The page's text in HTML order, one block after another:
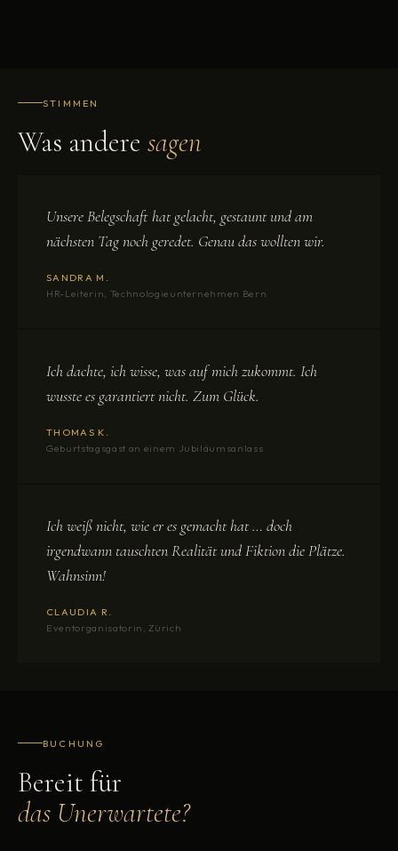
STIMMEN
Was andere sagen
Unsere Belegschaft hat gelacht, gestaunt und am
nächsten Tag noch geredet. Genau das wollten wir.
SANDRA M.
HR-Leiterin, Technologieunternehmen Bern
Ich dachte, ich wisse, was auf mich zukommt. Ich
wusste es garantiert nicht. Zum Glück.
THOMAS K.
Geburtstagsgast an einem Jubiläumsanlass
Ich weiß nicht, wie er es gemacht hat … doch
irgendwann tauschten Realität und Fiktion die Plätze.
Wahnsinn!
CLAUDIA R.
Eventorganisatorin, Zürich
BUCHUNG
Bereit für
das Unerwartete?